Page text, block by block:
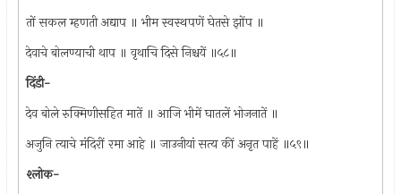
तों सकल म्हणती अद्याप ॥ भीम स्वस्थपणें घेतसे झोंप ॥
देवाचे बोलण्याची थाप ॥ वृथाचि दिसे निश्चयें ॥५८॥
दिंडी-
देव बोले रुक्मिणीसहित मातें ॥ आजि भीमें घातलें भोजनातें ॥
अजुनि त्याचे मंदिरीं रमा आहे ॥ जाउनीयां सत्य कीं अनृत पाहें ॥५९॥
श्लोक-